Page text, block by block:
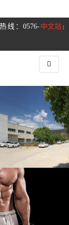
中文站 |
线：0576-